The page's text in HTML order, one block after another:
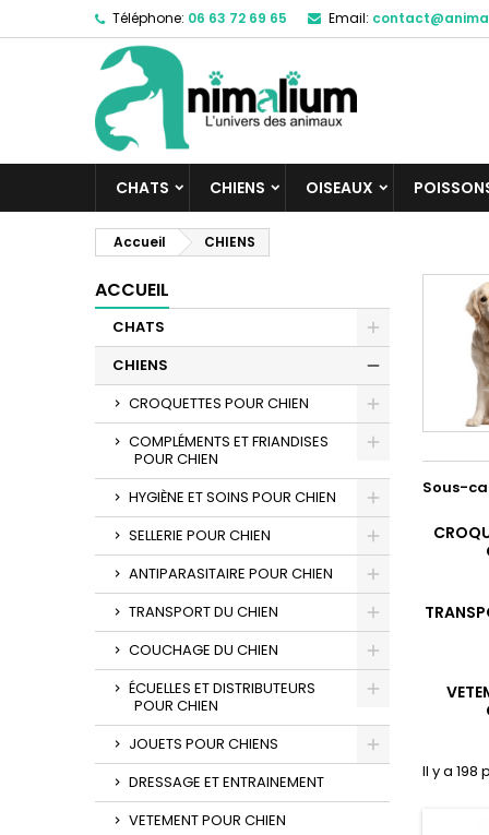
Téléphone: 06 63 72 69 65 Email:
CHATS CHIENS OISEAUX
Accueil CHIENS
ACCUEIL
CHATS
CHIENS
CROQUETTES POUR CHIEN
COMPLÉMENTS ET FRIANDISES
POUR CHIEN
HYGIÈNE ET SOINS POUR CHIEN
SELLERIE POUR CHIEN
ANTIPARASITAIRE POUR CHIEN
TRANSPORT DU CHIEN
COUCHAGE DU CHIEN
ÉCUELLES ET DISTRIBUTEURS
POUR CHIEN
JOUETS POUR CHIENS
DRESSAGE ET ENTRAINEMENT
VETEMENT POUR CHIEN
Sous-
Il y a 198